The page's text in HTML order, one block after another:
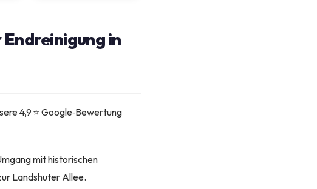
in
4,9 ⭐ Google‑Bewertung
mit historischen
Landshuter Allee.